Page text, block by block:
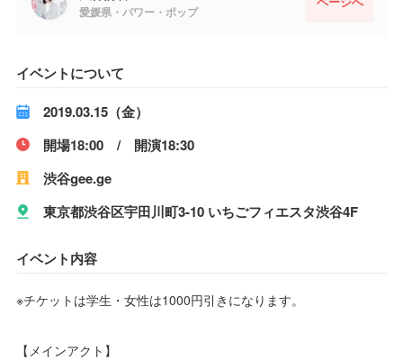
愛媛県・パワー・ポップ
イベントについて
2019.03.15（金）
開場18:00 / 開演18:30
渋谷gee.ge
東京都渋谷区宇田川町3-10 いちごフィエスタ渋谷4F
イベント内容
※チケットは学生・女性は1000円引きになります。
【メインアクト】